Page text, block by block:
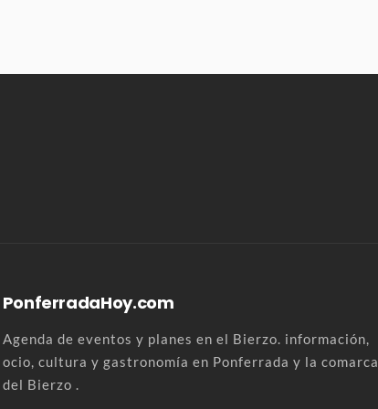
PonferradaHoy.com
Agenda de eventos y planes en el Bierzo. información,
ocio, cultura y gastronomía en Ponferrada y la comarca
del Bierzo .